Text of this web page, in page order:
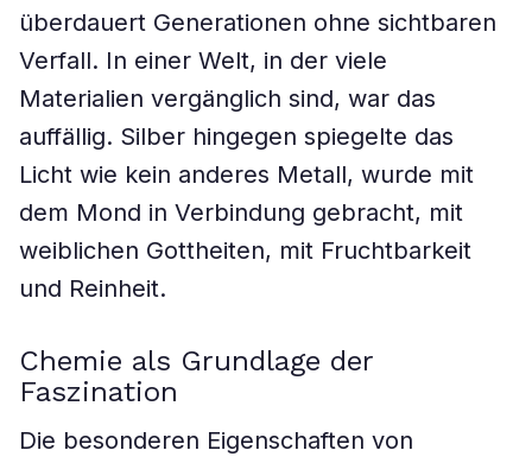
überdauert Generationen ohne sichtbaren
Verfall. In einer Welt, in der viele
Materialien vergänglich sind, war das
auffällig. Silber hingegen spiegelte das
Licht wie kein anderes Metall, wurde mit
dem Mond in Verbindung gebracht, mit
weiblichen Gottheiten, mit Fruchtbarkeit
und Reinheit.
Chemie als Grundlage der
Faszination
Die besonderen Eigenschaften von